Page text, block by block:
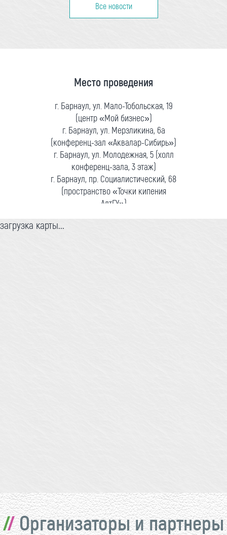
Все новости
Место проведения
г. Барнаул, ул. Мало-Тобольская, 19
(центр «Мой бизнес»)
г. Барнаул, ул. Мерзликина, 6а
(конференц-зал «Аквалар-Сибирь»)
г. Барнаул, ул. Молодежная, 5 (холл
конференц-зала, 3 этаж)
г. Барнаул, пр. Социалистический, 68
(пространство «Точки кипения
АлтГУ»)
загрузка карты...
Организаторы и партнеры